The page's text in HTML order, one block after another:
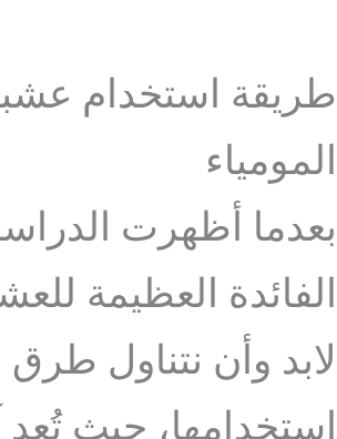
طريقة استخدام
المومياء
بعدما أظهرت
الفائدة العظيمة
لابد وأن نتناول طرق
استخدامها، حيث تُعد